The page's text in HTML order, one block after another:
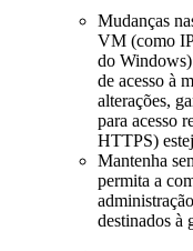
Mudanças
VM (como
do
de acesso à
alterações,
para acesso
HTTPS)
Mantenha
permita a
destinados à